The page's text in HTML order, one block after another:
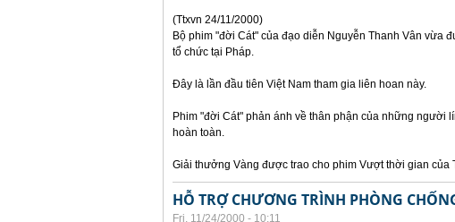
(Ttxvn 24/11/2000)
Bộ phim "đời Cát" của đạo diễn Nguyễn Thanh Vân vừa
tổ chức tại Pháp.
Đây là lần đầu tiên Việt Nam tham gia liên hoan này.
Phim "đời Cát" phản ánh về thân phận của những
hoàn toàn.
Giải thưởng Vàng được trao cho phim Vượt thời gian của
HỖ TRỢ CHƯƠNG TRÌNH PHÒNG
Fri, 11/24/2000 - 10:11